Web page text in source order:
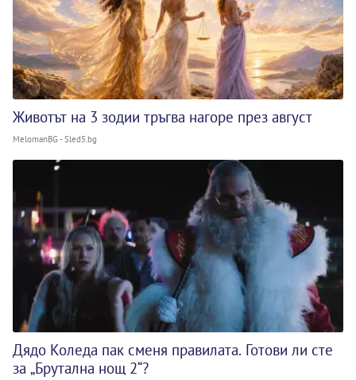
Животът на 3 зодии тръгва нагоре през август
MelomanBG - Sled5.bg
Дядо Коледа пак сменя правилата. Готови ли сте
за „Брутална нощ 2“?